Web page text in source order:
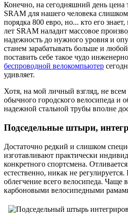
Конечно, на сегодняшний день
SRAM для нашего человека
порядка 800 евро, но... кто его
лет SRAM наладит массовое
надежность до нужного уровня и
станем зарабатывать больше и
поставить себе такое чудо
беспроводной велокомпьютер
удивляет.
Хотя, на мой личный взгляд, не
обычного городского велосипеда и
надежной стальной трубы вполне
Подседельные штыри,
Достаточно редкий и слишком
изготавливают практически
конкретного спортсмена.
естественно, никак не регулируется.
облегчение всего велосипеда. Чаще
карбоновыми велосипедными